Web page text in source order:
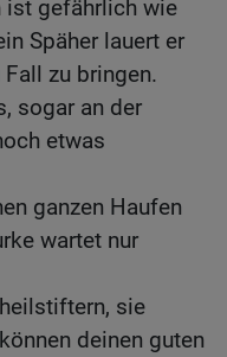
ist gefährlich wie
Späher lauert er
zu bringen.
sogar an der
etwas
ganzen Haufen
wartet nur
sie
deinen guten